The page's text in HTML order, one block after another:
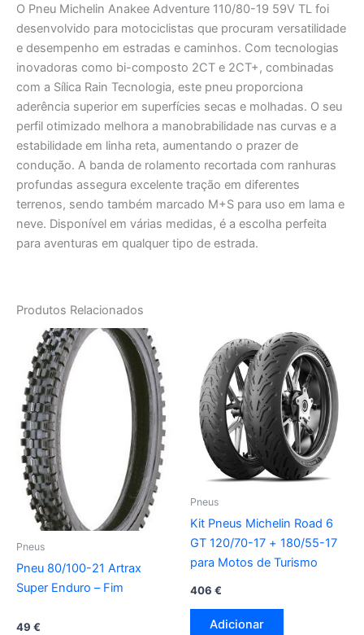
O Pneu Michelin Anakee Adventure 110/80-19 59V TL foi
desenvolvido para motociclistas que procuram versatilidade
e desempenho em estradas e caminhos. Com tecnologias
inovadoras como bi-composto 2CT e 2CT+, combinadas
com a Sílica Rain Tecnologia, este pneu proporciona
aderência superior em superfícies secas e molhadas. O seu
perfil otimizado melhora a manobrabilidade nas curvas e a
estabilidade em linha reta, aumentando o prazer de
condução. A banda de rolamento recortada com ranhuras
profundas assegura excelente tração em diferentes
terrenos, sendo também marcado M+S para uso em lama e
neve. Disponível em várias medidas, é a escolha perfeita
para aventuras em qualquer tipo de estrada.
Produtos Relacionados
Pneus
Pneu 80/100-21 Artrax
Super Enduro – Fim
49 €
Pneus
Kit Pneus Michelin Road 6
GT 120/70-17 + 180/55-17
para Motos de Turismo
406 €
Adicionar